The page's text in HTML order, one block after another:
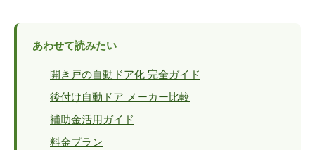
あわせて読みたい
開き戸の自動ドア化 完全ガイド
後付け自動ドア メーカー比較
補助金活用ガイド
料金プラン